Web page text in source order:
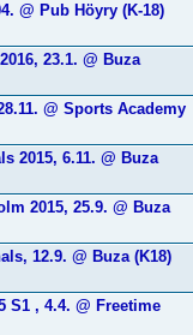
@ Pub Höyry (K-18)
23.1. @ Buza
@ Sports Academy
2015, 6.11. @ Buza
2015, 25.9. @ Buza
12.9. @ Buza (K18)
S1 , 4.4. @ Freetime